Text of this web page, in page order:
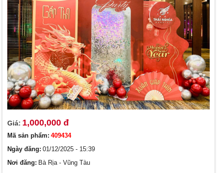
Giá: 1,000,000 đ
Mã sản phẩm: 409434
Ngày đăng: 01/12/2025 - 15:39
Nơi đăng: Bà Rịa - Vũng Tàu